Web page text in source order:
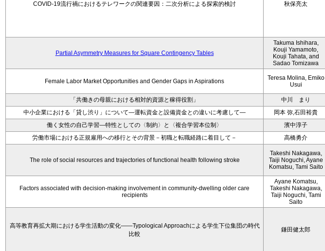
COVID-19流行禍におけるテレワークの関連要因：二次分析による探索的検討 秋保亮太
Partial Asymmetry Measures for Square Contingency Tables
Takuma Ishihara,
Kouji Yamamoto,
Kouji Tahata, and
Sadao Tomizawa
Female Labor Market Opportunities and Gender Gaps in Aspirations
Teresa Molina, Emiko
Usui
「共働きの母親における相対的資源と稼得役割」
中川 まり
中小企業における「貸し渋り」について―運転資金と設備資金との違いに考慮して―
岡本 弥,石田裕貴
働く女性の自己学習―特性としての〈制約〉と〈複合学習本位制〉
濱中淳子
労働市場における正規雇用への移行とその背景－初職と転職経路に着目して－
高橋勇介
The role of social resources and trajectories of functional health following stroke
Takeshi Nakagawa,
Taiji Noguchi, Ayane
Komatsu, Tami Saito
Factors associated with decision‐making involvement in community‐dwelling older care
recipients
Ayane Komatsu,
Takeshi Nakagawa,
Taiji Noguchi, Tami
Saito
高等教育再拡大期における学生活動の変化——Typological Approachによる学生下位集団の時代
比較
鎌田健太郎